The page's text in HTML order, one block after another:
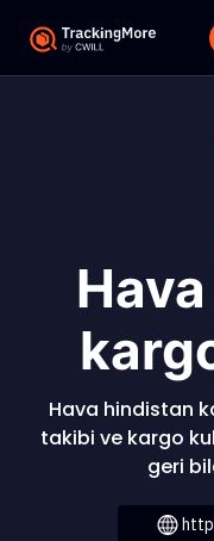
Hava hindistan
takibi ve kargo
geri